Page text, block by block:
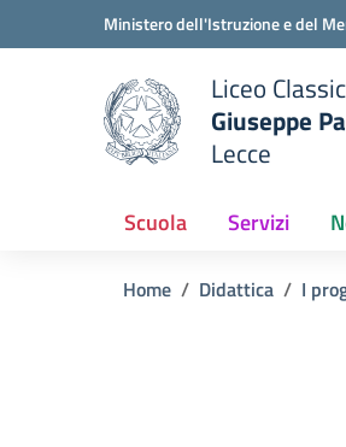
Vai ai contenuti
Vai al menu di navigazioneMinistero dell'Istruzione e del
scuola
Liceo
Giuseppe
Lecce
Scuola Servizi
Home Didattica I